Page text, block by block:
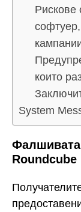
Рискове
които
System
Фалшивата
Roundcube